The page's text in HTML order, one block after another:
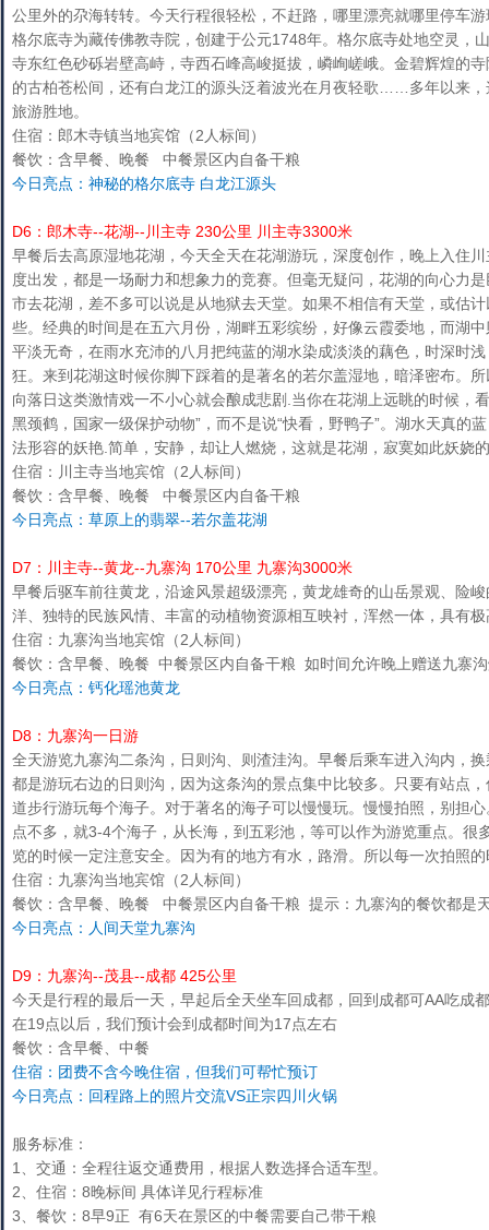
公里外的尕海转转。今天行程很轻松，不赶路，哪里漂亮就哪里停车
格尔底寺为藏传佛教寺院，创建于公元1748年。格尔底寺处地空灵，
寺东红色砂砾岩壁高峙，寺西石峰高峻挺拔，嶙峋嵯峨。金碧辉煌的
的古柏苍松间，还有白龙江的源头泛着波光在月夜轻歌……多年以来
旅游胜地。
住宿：郎木寺镇当地宾馆（2人标间）
餐饮：含早餐、晚餐 中餐景区内自备干粮
今日亮点：神秘的格尔底寺 白龙江源头
D6：郎木寺--花湖--川主寺 230公里 川主寺3300米
早餐后去高原湿地花湖，今天全天在花湖游玩，深度创作，晚上入住
度出发，都是一场耐力和想象力的竞赛。但毫无疑问，花湖的向心力
市去花湖，差不多可以说是从地狱去天堂。如果不相信有天堂，或估
些。经典的时间是在五六月份，湖畔五彩缤纷，好像云霞委地，而湖
平淡无奇，在雨水充沛的八月把纯蓝的湖水染成淡淡的藕色，时深时
狂。来到花湖这时候你脚下踩着的是著名的若尔盖湿地，暗泽密布。
向落日这类激情戏一不小心就会酿成悲剧.当你在花湖上远眺的时候，
黑颈鹤，国家一级保护动物”，而不是说“快看，野鸭子”。湖水天真的
法形容的妖艳.简单，安静，却让人燃烧，这就是花湖，寂寞如此妖娆
住宿：川主寺当地宾馆（2人标间）
餐饮：含早餐、晚餐 中餐景区内自备干粮
今日亮点：草原上的翡翠--若尔盖花湖
D7：川主寺--黄龙--九寨沟 170公里 九寨沟3000米
早餐后驱车前往黄龙，沿途风景超级漂亮，黄龙雄奇的山岳景观、险
洋、独特的民族风情、丰富的动植物资源相互映衬，浑然一体，具有
住宿：九寨沟当地宾馆（2人标间）
餐饮：含早餐、晚餐 中餐景区内自备干粮 如时间允许晚上赠送九寨
今日亮点：钙化瑶池黄龙
D8：九寨沟一日游
全天游览九寨沟二条沟，日则沟、则渣洼沟。早餐后乘车进入沟内，
都是游玩右边的日则沟，因为这条沟的景点集中比较多。只要有站点
道步行游玩每个海子。对于著名的海子可以慢慢玩。慢慢拍照，别担
点不多，就3-4个海子，从长海，到五彩池，等可以作为游览重点。
览的时候一定注意安全。因为有的地方有水，路滑。所以每一次拍照
住宿：九寨沟当地宾馆（2人标间）
餐饮：含早餐、晚餐 中餐景区内自备干粮 提示：九寨沟的餐饮都是
今日亮点：人间天堂九寨沟
D9：九寨沟--茂县--成都 425公里
今天是行程的最后一天，早起后全天坐车回成都，回到成都可AA吃成
在19点以后，我们预计会到成都时间为17点左右
餐饮：含早餐、中餐
住宿：团费不含今晚住宿，但我们可帮忙预订
今日亮点：回程路上的照片交流VS正宗四川火锅
服务标准：
1、交通：全程往返交通费用，根据人数选择合适车型。
2、住宿：8晚标间 具体详见行程标准
3、餐饮：8早9正 有6天在景区的中餐需要自己带干粮